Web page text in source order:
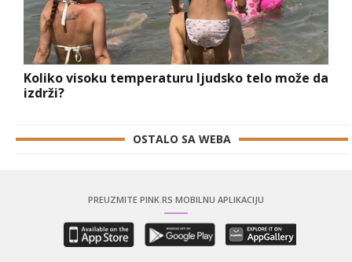
Koliko visoku temperaturu ljudsko telo može da
izdrži?
OSTALO SA WEBA
PREUZMITE PINK.RS MOBILNU APLIKACIJU